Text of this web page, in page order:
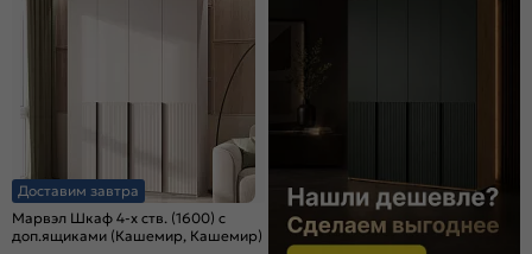
Доставим завтра
Марвэл Шкаф 4-х ств. (1600) с
доп.ящиками (Кашемир, Кашемир)